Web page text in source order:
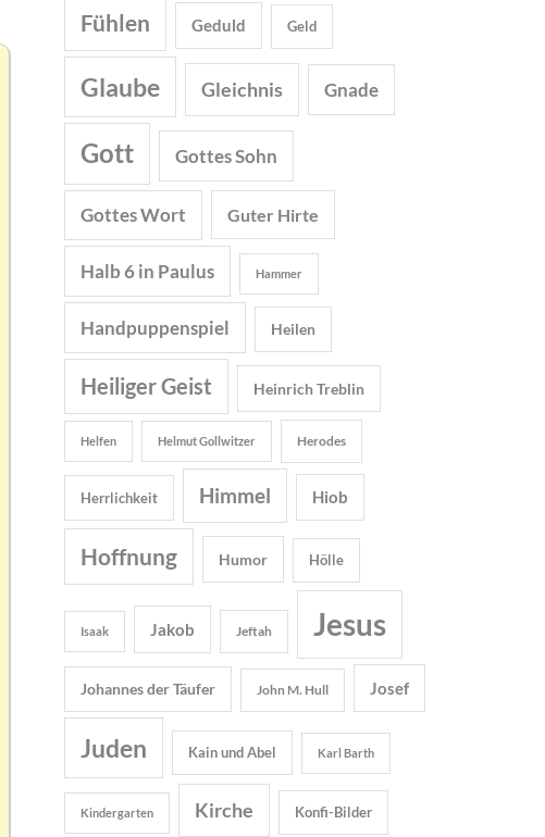
Fühlen Geduld Geld
Glaube Gleichnis Gnade
Gott Gottes Sohn
Gottes Wort Guter Hirte
Halb 6 in Paulus Hammer
Handpuppenspiel Heilen
Heiliger Geist Heinrich Treblin
Helfen Helmut Gollwitzer Herodes
Herrlichkeit Himmel Hiob
Hoffnung Humor Hölle
Isaak Jakob Jeftah Jesus
Johannes der Täufer John M. Hull Josef
Juden Kain und Abel Karl Barth
Kindergarten Kirche Konfi-Bilder